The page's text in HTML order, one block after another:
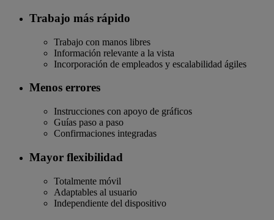
Trabajo más rápido
Trabajo con manos libres
Información relevante a la vista
Incorporación de empleados y escalabilidad ágiles
Menos errores
Instrucciones con apoyo de gráficos
Guías paso a paso
Confirmaciones integradas
Mayor flexibilidad
Totalmente móvil
Adaptables al usuario
Independiente del dispositivo